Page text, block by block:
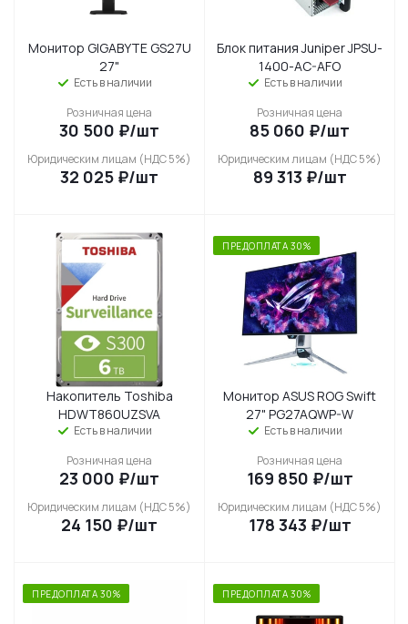
Монитор GIGABYTE GS27U
27"
Есть в наличии
Розничная цена
30 500 ₽/шт
Юридическим лицам (НДС 5%)
32 025 ₽/шт
Блок питания Juniper JPSU-
1400-AC-AFO
Есть в наличии
Розничная цена
85 060 ₽/шт
Юридическим лицам (НДС 5%)
89 313 ₽/шт
Накопитель Toshiba
HDWT860UZSVA
Есть в наличии
Розничная цена
23 000 ₽/шт
Юридическим лицам (НДС 5%)
24 150 ₽/шт
ПРЕДОПЛАТА 30%
Монитор ASUS ROG Swift
27" PG27AQWP-W
Есть в наличии
Розничная цена
169 850 ₽/шт
Юридическим лицам (НДС 5%)
178 343 ₽/шт
ПРЕДОПЛАТА 30% ПРЕДОПЛАТА 30%